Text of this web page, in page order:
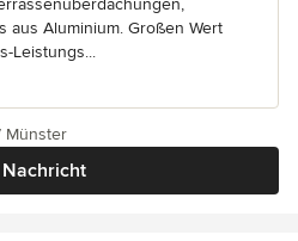
aus Aluminium. Großen Wert
Leistungs...
Nachricht
Münster